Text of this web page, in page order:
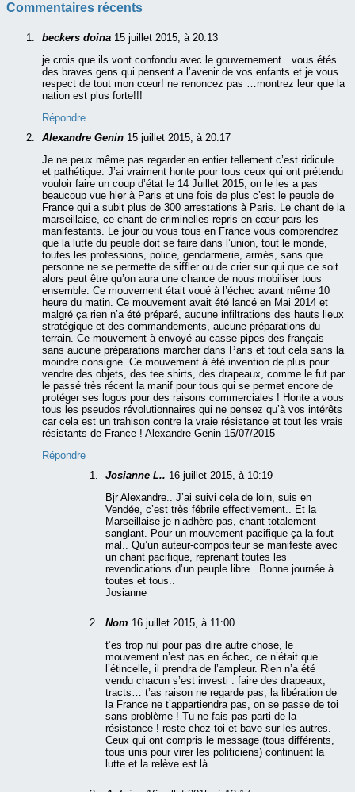
Commentaires récents
beckers doina 15 juillet 2015, à 20:13
je crois que ils vont confondu avec le gouvernement…vous étés
des braves gens qui pensent a l’avenir de vos enfants et je vous
respect de tout mon cœur! ne renoncez pas …montrez leur que la
nation est plus forte!!!
Répondre
Alexandre Genin 15 juillet 2015, à 20:17
Je ne peux même pas regarder en entier tellement c’est ridicule
et pathétique. J’ai vraiment honte pour tous ceux qui ont prétendu
vouloir faire un coup d’état le 14 Juillet 2015, on le les a pas
beaucoup vue hier à Paris et une fois de plus c’est le peuple de
France qui a subit plus de 300 arrestations à Paris. Le chant de la
marseillaise, ce chant de criminelles repris en cœur pars les
manifestants. Le jour ou vous tous en France vous comprendrez
que la lutte du peuple doit se faire dans l’union, tout le monde,
toutes les professions, police, gendarmerie, armés, sans que
personne ne se permette de siffler ou de crier sur qui que ce soit
alors peut être qu’on aura une chance de nous mobiliser tous
ensemble. Ce mouvement était voué à l’échec avant même 10
heure du matin. Ce mouvement avait été lancé en Mai 2014 et
malgré ça rien n’a été préparé, aucune infiltrations des hauts lieux
stratégique et des commandements, aucune préparations du
terrain. Ce mouvement à envoyé au casse pipes des français
sans aucune préparations marcher dans Paris et tout cela sans la
moindre consigne. Ce mouvement à été invention de plus pour
vendre des objets, des tee shirts, des drapeaux, comme le fut par
le passé très récent la manif pour tous qui se permet encore de
protéger ses logos pour des raisons commerciales ! Honte a vous
tous les pseudos révolutionnaires qui ne pensez qu’à vos intérêts
car cela est un trahison contre la vraie résistance et tout les vrais
résistants de France ! Alexandre Genin 15/07/2015
Répondre
Josianne L.. 16 juillet 2015, à 10:19
Bjr Alexandre.. J’ai suivi cela de loin, suis en
Vendée, c’est très fébrile effectivement.. Et la
Marseillaise je n’adhère pas, chant totalement
sanglant. Pour un mouvement pacifique ça la fout
mal.. Qu’un auteur-compositeur se manifeste avec
un chant pacifique, reprenant toutes les
revendications d’un peuple libre.. Bonne journée à
toutes et tous..
Josianne
Nom 16 juillet 2015, à 11:00
t’es trop nul pour pas dire autre chose, le
mouvement n’est pas en échec, ce n’était que
l’étincelle, il prendra de l’ampleur. Rien n’a été
vendu chacun s’est investi : faire des drapeaux,
tracts… t’as raison ne regarde pas, la libération de
la France ne t’appartiendra pas, on se passe de toi
sans problème ! Tu ne fais pas parti de la
résistance ! reste chez toi et bave sur les autres.
Ceux qui ont compris le message (tous différents,
tous unis pour virer les politiciens) continuent la
lutte et la relève est là.